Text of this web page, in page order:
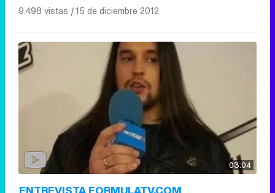
9.498 vistas |15 de diciembre 2012
03:04